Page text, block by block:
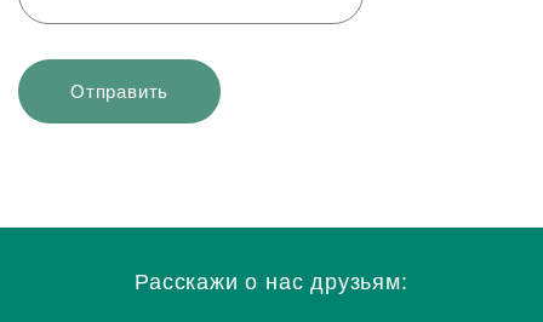
Расскажи о нас друзьям: